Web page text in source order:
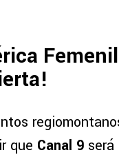
que Canal 9